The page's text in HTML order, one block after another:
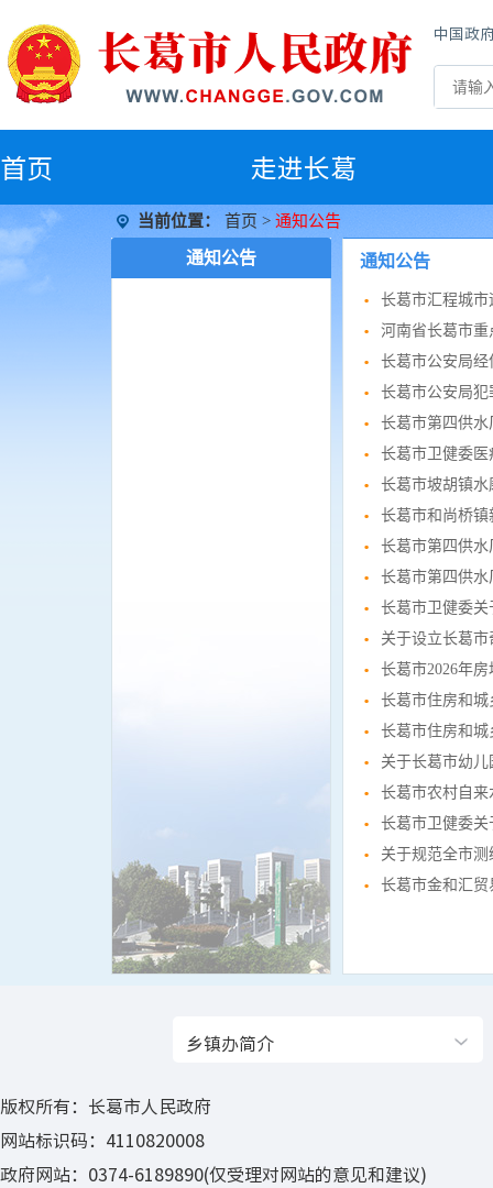
中国政
首页 走进长葛
当前位置： 首页 > 通知公告
通知公告 通知公告
长葛市汇程城
河南省长葛市
长葛市公安局
长葛市公安局
长葛市第四供
长葛市卫健委
长葛市坡胡镇
长葛市和尚桥
长葛市第四供
长葛市第四供
长葛市卫健委
关于设立长葛
长葛市2026年
长葛市住房和
长葛市住房和
关于长葛市幼
长葛市农村自
长葛市卫健委
关于规范全市
长葛市金和汇贸
乡镇办简介
版权所有：长葛市人民政府
网站标识码：4110820008
政府网站：0374-6189890(仅受理对网站的意见和建议)